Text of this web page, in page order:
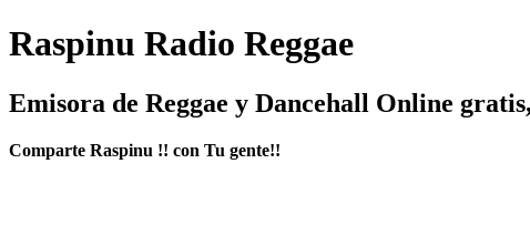
Raspinu Radio Reggae
Emisora de Reggae y Dancehall Online
Comparte Raspinu !! con Tu gente!!